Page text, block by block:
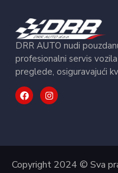
DRR AUTO nudi
profesionalni servis
preglede, osiguravajući
Copyright 2024 © Sva